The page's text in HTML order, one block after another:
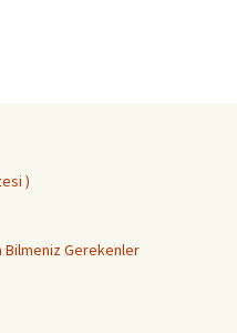
)
Bilmeniz Gerekenler